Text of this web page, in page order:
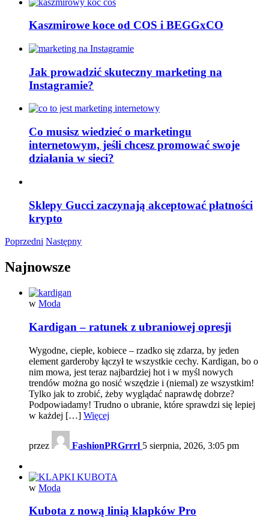
Kaszmirowe koce od COS i BEGGxCO
Jak prowadzić skuteczny marketing na
Instagramie?
Co musisz wiedzieć o marketingu
internetowym, jeśli chcesz promować swoje
działania w sieci?
Sklepy Gucci zaczynają akceptować płatności
krypto
Poprzedni Następny
Najnowsze
w Moda
Kardigan – ratunek z ubraniowej opresji
Wygodne, ciepłe, kobiece – rzadko się zdarza, by jeden
element garderoby łączył te wszystkie cechy. Kardigan, bo o
nim mowa, jest teraz najbardziej hot i w myśl nowych
trendów można go nosić wszędzie i (niemal) ze wszystkim!
Tylko jak to zrobić, żeby wyglądać naprawdę dobrze?
Podpowiadamy! Trudno o ubranie, które sprawdzi się lepiej
w każdej […] Więcej
przez FashionPRGrrrl 5 sierpnia, 2026, 3:05 pm
w Moda
Kubota z nową linią klapków Pro